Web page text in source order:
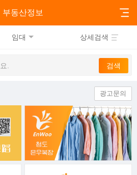
부동산정보
임대 상세검색
광고문의